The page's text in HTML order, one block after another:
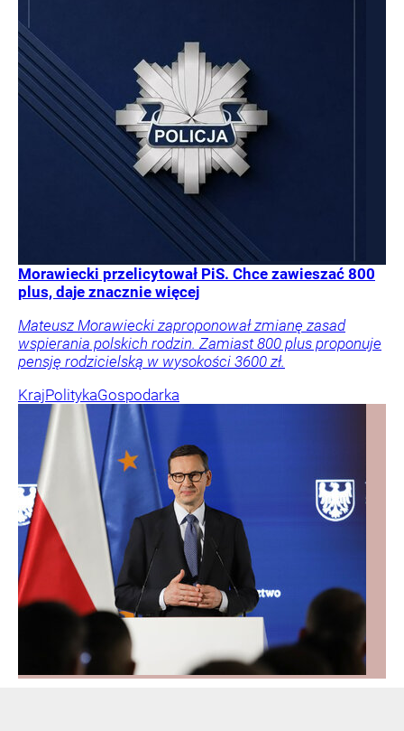
Morawiecki przelicytował PiS. Chce zawieszać 800
plus, daje znacznie więcej
Mateusz Morawiecki zaproponował zmianę zasad
wspierania polskich rodzin. Zamiast 800 plus proponuje
pensję rodzicielską w wysokości 3600 zł.
KrajPolitykaGospodarka